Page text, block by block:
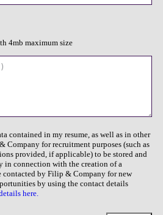
4mb maximum size
contained in my resume, as well as in other
Company for recruitment purposes (such as
provided, if applicable) to be stored and
in connection with the creation of a
contacted by Filip & Company for new
by using the contact details
here.